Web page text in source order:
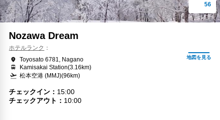
Nozawa Dream
ホテルランク
Toyosato 6781, Nagano
Kamisakai Station(3.16km)
松本空港 (MMJ)(96km)
チェックイン
15:00
チェックアウト
10:00